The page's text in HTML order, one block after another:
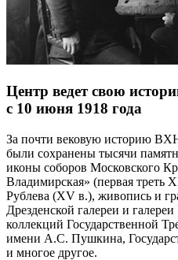
Центр ведет свою
с 10 июня 1918 года
За почти вековую историю
были сохранены тысячи
иконы соборов Московского
Владимирская» (первая треть
Рублева (XV в.), живопись и
Дрезденской галереи и
коллекций Государственной
имени А.С. Пушкина,
и многое другое.